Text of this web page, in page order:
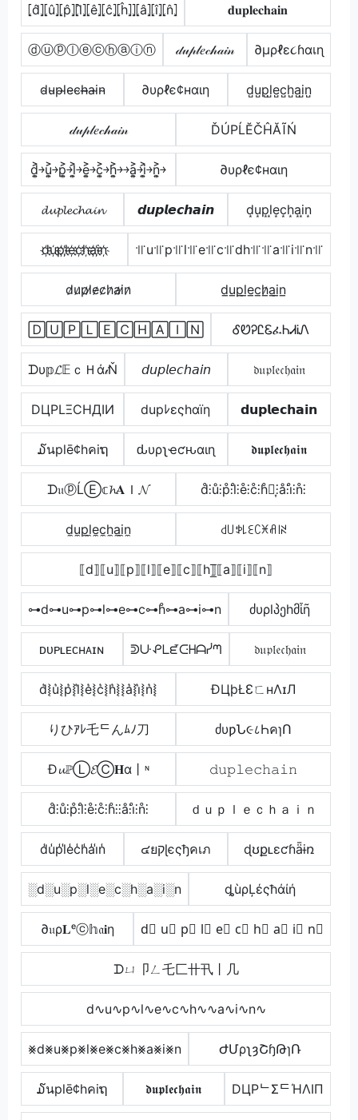
⦏d̂⦎⦏û⦎⦏p̂⦎⦏l̂⦎⦏ê⦎⦏ĉ⦎⦏ĥ⦎⦎⦏â⦎⦏î⦎⦏n̂⦎ 𝐝𝐮𝐩𝐥𝐞𝐜𝐡𝐚𝐢𝐧
ⓓⓤⓟⓛⓔⓒⓗⓐⓘⓝ 𝒹𝓊𝓅𝓁𝑒𝒸𝒽𝒶𝒾𝓃 ∂µρℓε૮ɦαเɳ
d̴u̴p̴l̴e̴c̴h̴̶a̴i̴n̴ ∂υρℓє¢нαιη d̺u̺p̺l̺e̺c̺h̺a̺i̺n̺
𝒹𝓊𝓅𝓁𝑒𝒸𝒽𝒶𝒾𝓃 ĎÚРĹĔČĤĂĨŃ
d͎͍͐￫u͎͍͐￫p͎͍͐￫l͎͍͐￫e͎͍͐￫c͎͍͐￫h͎͍͐￫￫a͎͍͐￫i͎͍͐￫n͎͍͐￫ ∂υρℓє¢нαιη
𝓭𝓾𝓹𝓵𝓮𝓬𝓱𝓪𝓲𝓷 𝙙𝙪𝙥𝙡𝙚𝙘𝙝𝙖𝙞𝙣 d͙u͙p͙l͙e͙c͙h͙a͙i͙n͙
d҉u҉p҉l҉e҉c҉h҉a҉i҉n҉ ꜉꜍u꜉꜍p꜉꜍l꜉꜍e꜉꜍c꜉꜍dh꜉꜍꜉꜍a꜉꜍i꜉꜍n꜉꜍
d̷u̷p̷l̷e̷c̷h̷a̷i̷n̷ d̲u̲p̲l̲e̲c̲h̷̲a̲i̲n̲
🄳🅄🄿🄻🄴🄲🄷🄰🄸🄽 ᎴᏬᎮᏝᏋፈᏂᏗᎥᏁ
ᗪυ𝕡𝓛𝔼ｃＨά𝒾Ň 𝘥𝘶𝘱𝘭𝘦𝘤𝘩𝘢𝘪𝘯 𝔡𝔲𝔭𝔩𝔢𝔠𝔥𝔞𝔦𝔫
DЦPLΞCHДIИ dupﾚεςhαïη 𝗱𝘂𝗽𝗹𝗲𝗰𝗵𝗮𝗶𝗻
໓นplē¢hคiຖ ԃυρʅҽƈԋαιɳ 𝖉𝖚𝖕𝖑𝖊𝖈𝖍𝖆𝖎𝖓
ᗪ𝔲ⓟĹⒺ𝕔𝓱𝐀Ｉ𝓝 d̊⫶ů⫶p̊⫶l̊⫶e̊⫶c̊⫶h̊⫶͎⫶å⫶i̊⫶n̊⫶
d̼u̼p̼l̼e̼c̼h̼a̼i̼n̼ ꒯꒤ꉣ꒒ꏂꉔꁝꋬ꒐ꋊ
⟦d⟧⟦u⟧⟦p⟧⟦l⟧⟦e⟧⟦c⟧⟦h⟧̲̅⟦a⟧⟦i⟧⟦n⟧
⊶d⊶u⊶p⊶l⊶e⊶c⊶h̊⊶a⊶i⊶n ძυρlპეhმἶῆ
ᴅᴜᴘʟᴇᴄʜᴀɪɴ ᕲᑘᕵᒪᘿᑢᕼᗩᓰᘉ 𝔡𝔲𝔭𝔩𝔢𝔠𝔥𝔞𝔦𝔫
d͛⦚u͛⦚p͛⦚l͛⦚e͛⦚c͛⦚h͛⦚⦚a͛⦚i͛⦚n͛⦚ ÐЦþŁƐㄈнΛɪЛ
りひｱﾚ乇ᄃんﾑﾉ刀 ძυƿՆ૯८ҺคɿՈ
Đ𝓾ℙⓁ𝓔Ⓒ𝐇α丨ᶰ 𝚍𝚞𝚙𝚕𝚎𝚌𝚑𝚊𝚒𝚗
d̊⫶ů⫶p̊⫶l̊⫶e̊⫶c̊⫶h̊⫶⫶å⫶i̊⫶n̊⫶ ｄｕｐｌｅｃｈａｉｎ
d̾u̾p̾l̾e̾c̾h̾a̾i̾n̾ ๔ยקɭєςђคเภ ɖʊքʟɛƈɦǟɨռ
░d░u░p░l░e░c░h░a░i░n ȡùρĻέςħάίή
∂𝔲ρ𝐋ᵉⓒ𝕙𝔞𝐢η d⃣ u⃣ p⃣ l⃣ e⃣ c⃣ h⃣ a⃣ i⃣ n⃣
ᗪㄩ卩ㄥ乇匚卄卂丨几
d∿u∿p∿l∿e∿c∿h∿∿a∿i∿n∿
⨳d⨳u⨳p⨳l⨳e⨳c⨳h⨳a⨳i⨳n ԺՄρʅȝՇɧԹɿՌ
໓นplē¢hคiຖ 𝖉𝖚𝖕𝖑𝖊𝖈𝖍𝖆𝖎𝖓 DЦPᄂΣᄃΉΛIП